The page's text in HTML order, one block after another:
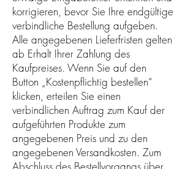
korrigieren, bevor Sie Ihre endgültige
verbindliche Bestellung aufgeben.
Alle angegebenen Lieferfristen gelten
ab Erhalt Ihrer Zahlung des
Kaufpreises. Wenn Sie auf den
Button „Kostenpflichtig bestellen“
klicken, erteilen Sie einen
verbindlichen Auftrag zum Kauf der
aufgeführten Produkte zum
angegebenen Preis und zu den
angegebenen Versandkosten. Zum
Abschluss des Bestellvorgangs über